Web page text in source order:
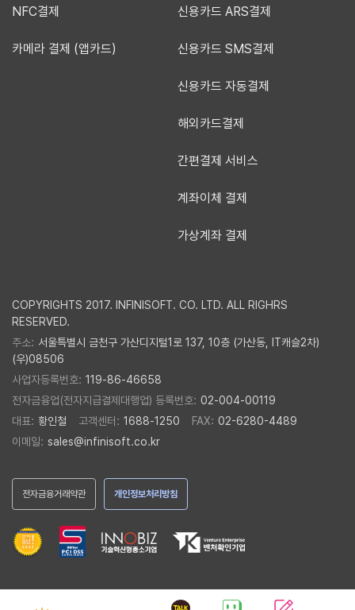
NFC결제
카메라 결제 (앱카드)
신용카드 ARS결제
신용카드 SMS결제
신용카드 자동결제
해외카드결제
간편결제 서비스
계좌이체 결제
가상계좌 결제
COPYRIGHTS 2017. INFINISOFT. CO. LTD. ALL RIGHRS
RESERVED.
주소: 서울특별시 금천구 가산디지털1로 137, 10층 (가산동, IT캐슬2차)
(우)08506
사업자등록번호: 119-86-46658
전자금융업(전자지급결제대행업) 등록번호: 02-004-00119
대표: 황인철 고객센터: 1688-1250 FAX: 02-6280-4489
이메일: sales@infinisoft.co.kr
전자금융거래약관 개인정보처리방침